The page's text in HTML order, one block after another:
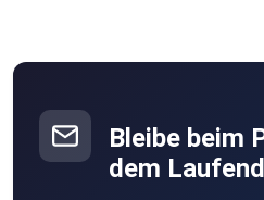
Bleibe beim
dem